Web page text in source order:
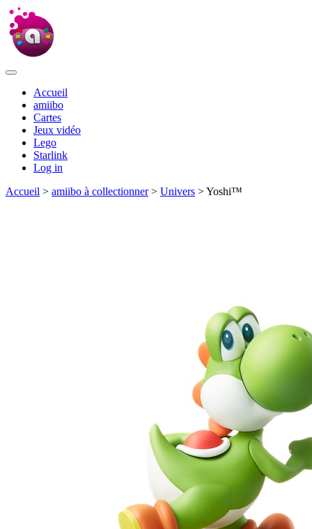
Accueil
amiibo
Cartes
Jeux vidéo
Lego
Starlink
Log in
Accueil > amiibo à collectionner> Univers > Yoshi™